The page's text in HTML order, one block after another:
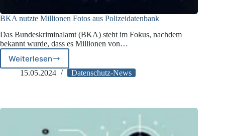
BKA nutzte Millionen Fotos aus Polizeidatenbank
Das Bundeskriminalamt (BKA) steht im Fokus, nachdem
bekannt wurde, dass es Millionen von…
Weiterlesen
BKA
nutzte
Polizeidatenbank
15.05.2024 Datenschutz-News